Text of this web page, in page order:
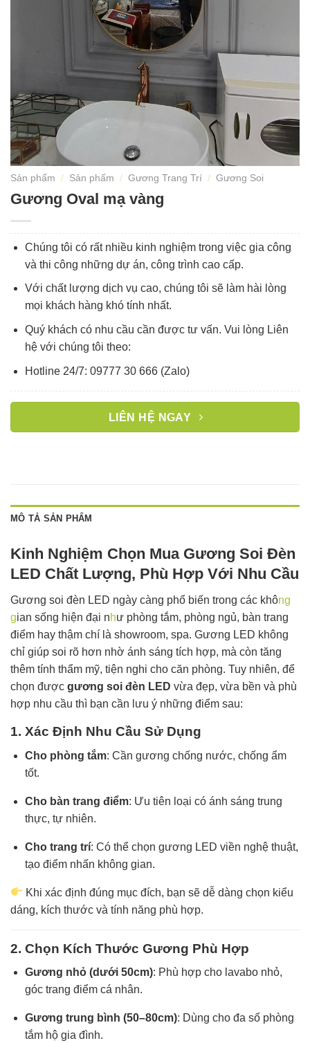
Sản phẩm / Sản phẩm / Gương Trang Trí / Gương Soi
Gương Oval mạ vàng
Chúng tôi có rất nhiều kinh nghiệm trong việc gia công
và thi công những dự án, công trình cao cấp.
Với chất lượng dịch vụ cao, chúng tôi sẽ làm hài lòng
mọi khách hàng khó tính nhất.
Quý khách có nhu cầu cần được tư vấn. Vui lòng Liên
hệ với chúng tôi theo:
Hotline 24/7: 09777 30 666 (Zalo)
LIÊN HỆ NGAY
MÔ TẢ SẢN PHẨM
Kinh Nghiệm Chọn Mua Gương Soi Đèn
LED Chất Lượng, Phù Hợp Với Nhu Cầu
Gương soi đèn LED ngày càng phổ biến trong các không
gian sống hiện đại như phòng tắm, phòng ngủ, bàn trang
điểm hay thậm chí là showroom, spa. Gương LED không
chỉ giúp soi rõ hơn nhờ ánh sáng tích hợp, mà còn tăng
thêm tính thẩm mỹ, tiện nghi cho căn phòng. Tuy nhiên, để
chọn được gương soi đèn LED vừa đẹp, vừa bền và phù
hợp nhu cầu thì bạn cần lưu ý những điểm sau:
1. Xác Định Nhu Cầu Sử Dụng
Cho phòng tắm: Cần gương chống nước, chống ẩm
tốt.
Cho bàn trang điểm: Ưu tiên loại có ánh sáng trung
thực, tự nhiên.
Cho trang trí: Có thể chọn gương LED viền nghệ thuật,
tạo điểm nhấn không gian.
Khi xác định đúng mục đích, bạn sẽ dễ dàng chọn kiểu
dáng, kích thước và tính năng phù hợp.
2. Chọn Kích Thước Gương Phù Hợp
Gương nhỏ (dưới 50cm): Phù hợp cho lavabo nhỏ,
góc trang điểm cá nhân.
Gương trung bình (50–80cm): Dùng cho đa số phòng
tắm hộ gia đình.